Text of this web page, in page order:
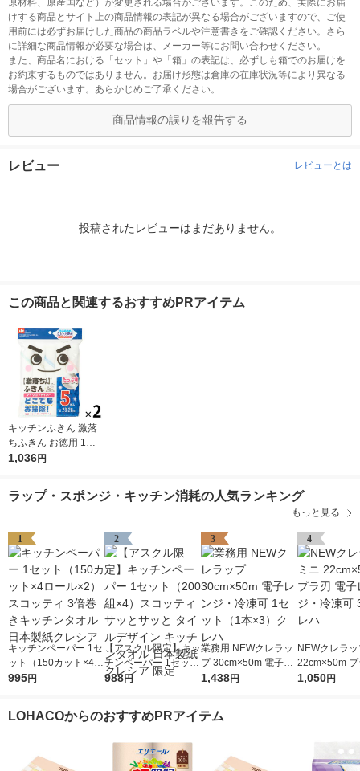
原材料、原産国など）が変更される場合がございます。このため、実際にお届
けする商品とサイト上の商品情報の表記が異なる場合がございますので、ご使
用前には必ずお届けした商品の商品ラベルや注意書きをご確認ください。さら
に詳細な商品情報が必要な場合は、メーカー等にお問い合わせください。
また、商品名における「セット」や「箱」の表記は、必ずしも箱でのお届けを
お約束するものではありません。お届け形態は倉庫の在庫状況等により異なる
場合がございます。あらかじめご了承ください。
商品情報の誤りを報告する
レビュー レビューとは
投稿されたレビューはまだありません。
この商品と関連するおすすめPRアイテム
キッチンふきん 激落
ちふきん お徳用 1セ
ット（5枚入×2パッ
1,036円
ラップ・スポンジ・キッチン消耗の人気ランキング
もっと見る
1
キッチンペーパー 1セ
ット（150カット×4ロ
ール×2） スコッティ
995円
2
【アスクル限定】キッ
チンペーパー 1セット
（200組×4）スコッテ
タオル 日本製紙クレ
988円
3
業務用 NEWクレラッ
プ 30cm×50m 電子レ
ンジ・冷凍可 1セット
1,438円
4
NEWクレラ
22cm×50m
子レンジ・冷
1,050円
LOHACOからのおすすめPRアイテム